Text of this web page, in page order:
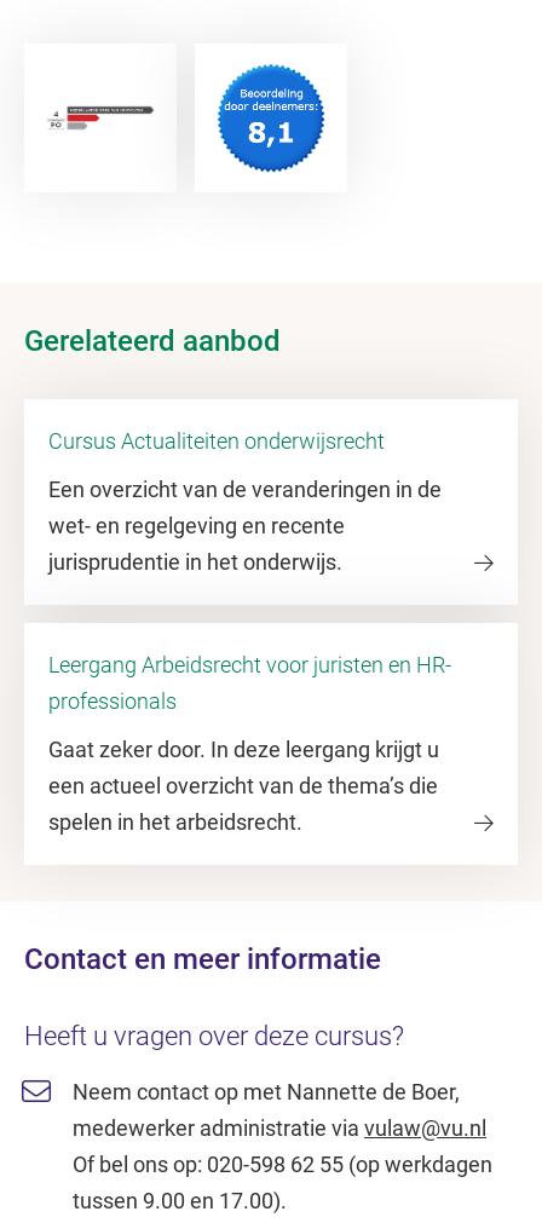
Gerelateerd aanbod
Cursus Actualiteiten onderwijsrecht
Een overzicht van de veranderingen in de
wet- en regelgeving en recente
jurisprudentie in het onderwijs.
Leergang Arbeidsrecht voor juristen en HR-
professionals
Gaat zeker door. In deze leergang krijgt u
een actueel overzicht van de thema’s die
spelen in het arbeidsrecht.
Contact en meer informatie
Heeft u vragen over deze cursus?
Neem contact op met Nannette de Boer,
medewerker administratie via vulaw@vu.nl
Of bel ons op: 020-598 62 55 (op werkdagen
tussen 9.00 en 17.00).